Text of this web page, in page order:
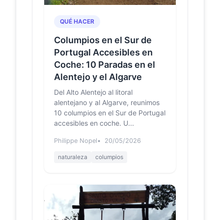
Cabreira (e constrói
panorâmico)
Será o segundo baloiço panorâmico
no concelho, após a Associação de
Caça e Pesca de Cantelães ter
instalado um na fregue...
Um baloiço com
vista panorâmica
para a Vila de Vieira
do Minho
Em Cantelães existe um baloiço com
Vieira do Minho A Vmtv foi ao local
Baloiço de
Cantelães
(Traditional
Cache) in Braga,
QUÉ HACER
Columpios en el Sur de
Portugal Accesibles en
Coche: 10 Paradas en el
Alentejo y el Algarve
Del Alto Alentejo al litoral
alentejano y al Algarve, reunimos
10 columpios en el Sur de Portugal
accesibles en coche. U...
Philippe Nopel 20/05/2026
naturaleza columpios